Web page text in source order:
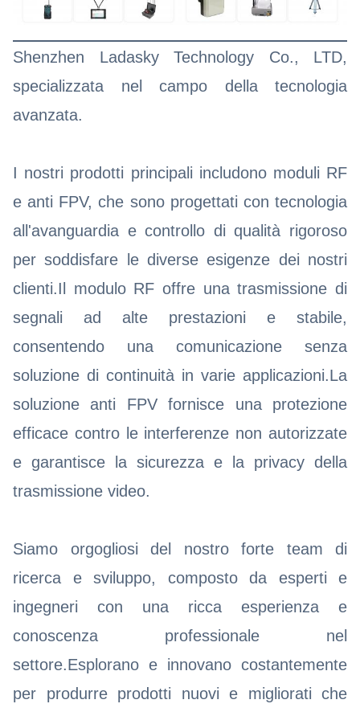
Shenzhen Ladasky Technology Co., LTD,
specializzata nel campo della tecnologia
avanzata.
I nostri prodotti principali includono moduli RF
e anti FPV, che sono progettati con tecnologia
all'avanguardia e controllo di qualità rigoroso
per soddisfare le diverse esigenze dei nostri
clienti.Il modulo RF offre una trasmissione di
segnali ad alte prestazioni e stabile,
consentendo una comunicazione senza
soluzione di continuità in varie applicazioni.La
soluzione anti FPV fornisce una protezione
efficace contro le interferenze non autorizzate
e garantisce la sicurezza e la privacy della
trasmissione video.
Siamo orgogliosi del nostro forte team di
ricerca e sviluppo, composto da esperti e
ingegneri con una ricca esperienza e
conoscenza professionale nel
settore.Esplorano e innovano costantemente
per produrre prodotti nuovi e migliorati che